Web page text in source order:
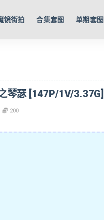
镜街拍 合集套图 单期套图
琴瑟 [147P/1V/3.37G]
200
全部